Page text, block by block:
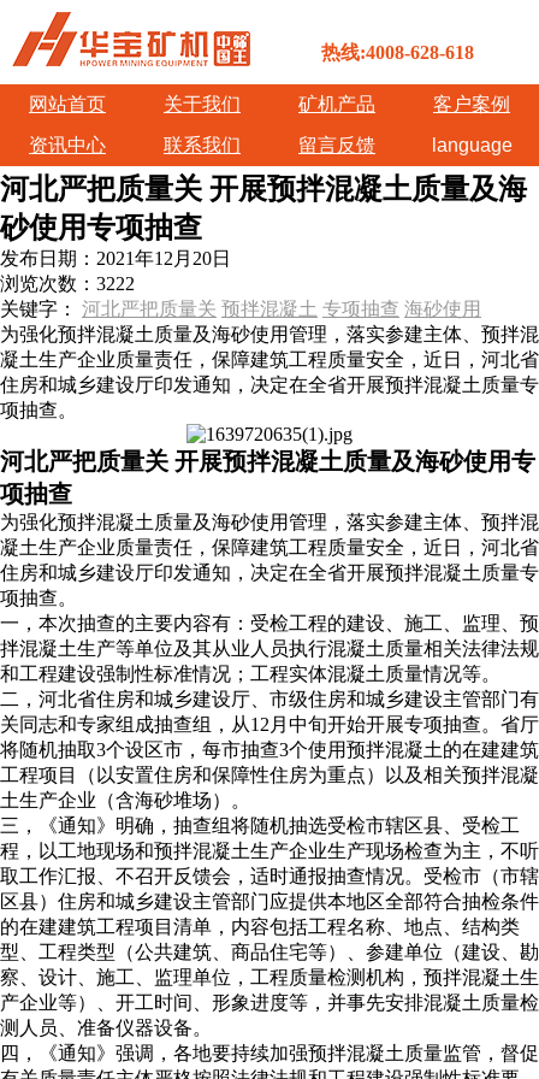
热线:4008-628-618
网站首页 关于我们 矿机产品
客户案例
资讯中心
联系我们 留言反馈 language
河北严把质量关 开展预拌混凝土质量及海
砂使用专项抽查
发布日期： 2021年12月20日
浏览次数： 3222
关键字： 河北严把质量关 预拌混凝土 专项抽查 海砂使用
为强化预拌混凝土质量及海砂使用管理，落实参建主体、预拌混
凝土生产企业质量责任，保障建筑工程质量安全，近日，河北省
住房和城乡建设厅印发通知，决定在全省开展预拌混凝土质量专
项抽查。
河北严把质量关 开展预拌混凝土质量及海砂使用专
项抽查
为强化预拌混凝土质量及海砂使用管理，落实参建主体、预拌混
凝土生产企业质量责任，保障建筑工程质量安全，近日，河北省
住房和城乡建设厅印发通知，决定在全省开展预拌混凝土质量专
项抽查。
一，本次抽查的主要内容有：受检工程的建设、施工、监理、预
拌混凝土生产等单位及其从业人员执行混凝土质量相关法律法规
和工程建设强制性标准情况；工程实体混凝土质量情况等。
二，河北省住房和城乡建设厅、市级住房和城乡建设主管部门有
关同志和专家组成抽查组，从12月中旬开始开展专项抽查。省厅
将随机抽取3个设区市，每市抽查3个使用预拌混凝土的在建建筑
工程项目（以安置住房和保障性住房为重点）以及相关预拌混凝
土生产企业（含海砂堆场）。
三，《通知》明确，抽查组将随机抽选受检市辖区县、受检工
程，以工地现场和预拌混凝土生产企业生产现场检查为主，不听
取工作汇报、不召开反馈会，适时通报抽查情况。受检市（市辖
区县）住房和城乡建设主管部门应提供本地区全部符合抽检条件
的在建建筑工程项目清单，内容包括工程名称、地点、结构类
型、工程类型（公共建筑、商品住宅等）、参建单位（建设、勘
察、设计、施工、监理单位，工程质量检测机构，预拌混凝土生
产企业等）、开工时间、形象进度等，并事先安排混凝土质量检
测人员、准备仪器设备。
四，《通知》强调，各地要持续加强预拌混凝土质量监管，督促